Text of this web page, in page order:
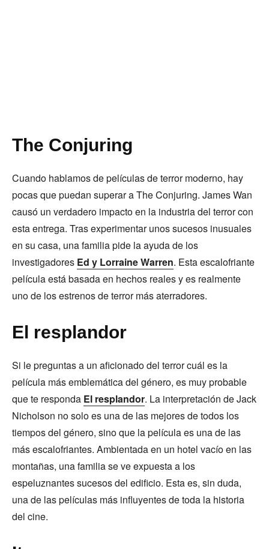
The Conjuring
Cuando hablamos de películas de terror moderno, hay
pocas que puedan superar a The Conjuring. James Wan
causó un verdadero impacto en la industria del terror con
esta entrega. Tras experimentar unos sucesos inusuales
en su casa, una familia pide la ayuda de los
investigadores Ed y Lorraine Warren. Esta escalofriante
película está basada en hechos reales y es realmente
uno de los estrenos de terror más aterradores.
El resplandor
Si le preguntas a un aficionado del terror cuál es la
película más emblemática del género, es muy probable
que te responda El resplandor. La interpretación de Jack
Nicholson no solo es una de las mejores de todos los
tiempos del género, sino que la película es una de las
más escalofriantes. Ambientada en un hotel vacío en las
montañas, una familia se ve expuesta a los
espeluznantes sucesos del edificio. Esta es, sin duda,
una de las películas más influyentes de toda la historia
del cine.